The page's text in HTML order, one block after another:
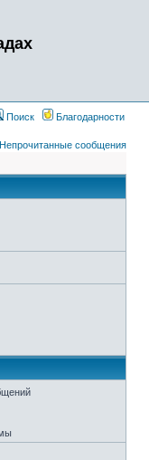
Поиск Благодарности
Непрочитанные сообщения